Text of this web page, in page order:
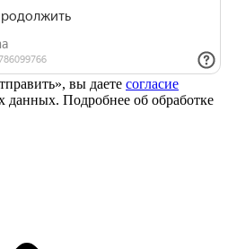
вы даете согласие
данных. Подробнее об обработке